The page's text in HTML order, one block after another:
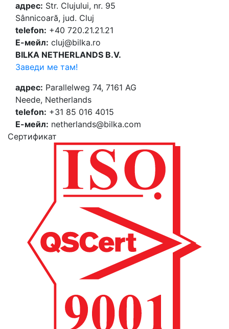
адрес: Str. Clujului, nr. 95
Sânnicoară, jud. Cluj
telefon: +40 720.21.21.21
Е-мейл: cluj@bilka.ro
BILKA NETHERLANDS B.V.
Заведи ме там!
адрес: Parallelweg 74, 7161 AG
Neede, Netherlands
telefon: +31 85 016 4015
Е-мейл: netherlands@bilka.com
Cертификат